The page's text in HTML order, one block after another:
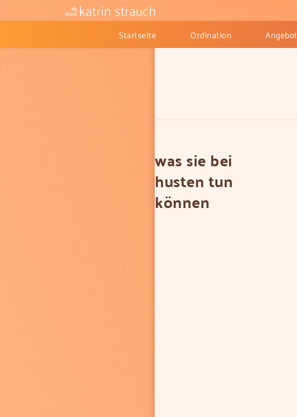
Startseite Ordination Angebot
was sie bei
husten tun
können